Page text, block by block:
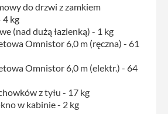
do drzwi z zamkiem
4 kg
(nad dużą łazienką) - 1 kg
Omnistor 6,0 m (ręczna) - 61
Omnistor 6,0 m (elektr.) - 64
z tyłu - 17 kg
w kabinie - 2 kg